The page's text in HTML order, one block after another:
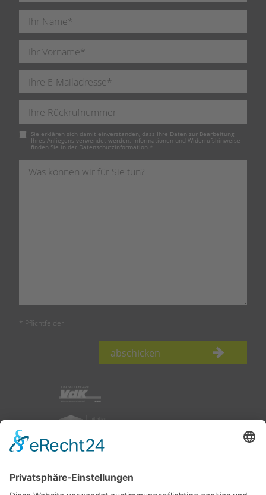
Pflichtfeld
Sie erklären sich damit einverstanden, dass Ihre Daten zur Bearbeitung
Ihres Anliegens verwendet werden. Informationen und Widerrufshinweise
finden Sie in der Datenschutzinformation. *
* Pflichtfelder
abschicken